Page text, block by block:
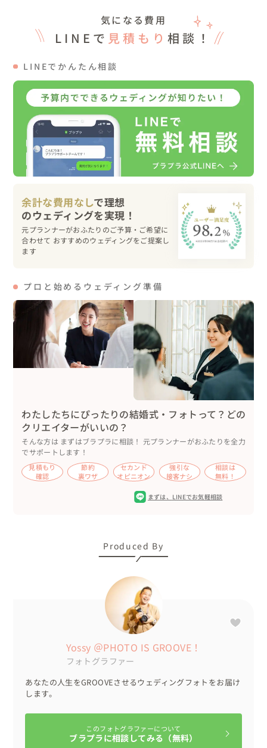
ュインタビューゾーン と撮影エリアがあるのですが、時間
が限られているので新郎新婦のリクエストから優先順位を
考えて順番、時間配分を行っていきました。
当日は午後から雨の予報で、付添のスタジアムの係員さん
から「ピッチ撮影を整備員がいてもいい条件なら
ば、、、」と提案していただき、ピッチが広域であること
判断して、最初にピッチでの撮影を行いました！（係員さ
んのご好意に感謝😭）
スタジアムウェディングフォトでカメラマンをチョイスす
る場合のポイントとしては、ハイクオリティのライティン
グを行ってくれるのか？というところです。
とくにピッチ上は光を遮るものが無いため、今回のように
厚い曇天の撮影の場合には被写体の顔が暗くなってしまう
ケースがあります。
晴天すぎる場合も芝の緑が顔に反射してしまうので、それ
を考慮できるカメラマンでなくてはいけません。
私の場合はアシスタントを手配してライティングに専念し
てもらうことで、ご覧いただいているような高いクオリテ
また、選手ロッカーのような部屋の定常光で写真を撮って
も面白みのないものになりますが、ライティングをしっか
り行うことでスポーツ広告のような世界観ができあがりま
気になる費用
LINEで 見積もり 相談！
LINEでかんたん相談
余計な費用なしで理想
元プランナーがおふたりのご予算・ご希望に
合わせて おすすめのウェディングをご提案し
ます
プロと始めるウェディング準備
わたしたちにぴったりの結婚式・フォトって？どの
クリエイターがいいの？
そんな方は まずはブラプラに相談！ 元プランナーがおふたりを全力
でサポートします！
見積もり
確認
節約
裏ワザ
セカンド
オピニオン
強引な
接客ナシ
相談は
無料！
まずは、 LINEでお気軽相談
Produced By
Yossy ＠PHOTO IS GROOVE！
フォトグラファー
あなたの人生をGROOVEさせるウェディングフォトをお届け
します。
このフォトグラファーについて
ブラプラに相談してみる（無料）